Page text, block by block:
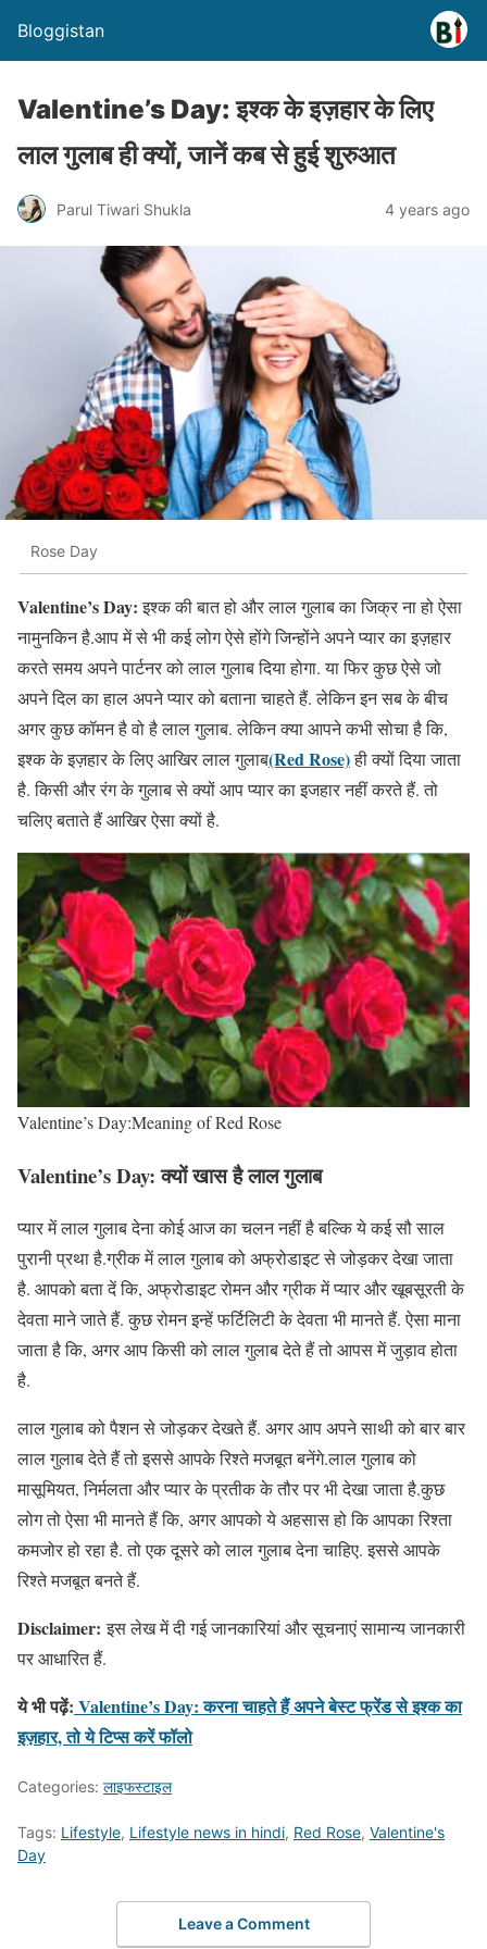
Bloggistan
Valentine’s Day: इश्क के इज़हार के लिए
लाल गुलाब ही क्यों, जानें कब से हुई शुरुआत
Parul Tiwari Shukla 4 years ago
Rose Day
Valentine’s Day:इश्क की बात हो और लाल गुलाब का जिक्र ना हो ऐसा
नामुनकिन है.आप में से भी कई लोग ऐसे होंगे जिन्होंने अपने प्यार का इज़हार
करते समय अपने पार्टनर को लाल गुलाब दिया होगा. या फिर कुछ ऐसे जो
अपने दिल का हाल अपने प्यार को बताना चाहते हैं. लेकिन इन सब के बीच
अगर कुछ कॉमन है वो है लाल गुलाब. लेकिन क्या आपने कभी सोचा है कि,
इश्क के इज़हार के लिए आखिर लाल गुलाब(Red Rose)ही क्यों दिया जाता
है. किसी और रंग के गुलाब से क्यों आप प्यार का इजहार नहीं करते हैं. तो
चलिए बताते हैं आखिर ऐसा क्यों है.
Valentine’s Day:Meaning of Red Rose
Valentine’s Day:क्यों खास है लाल गुलाब
प्यार में लाल गुलाब देना कोई आज का चलन नहीं है बल्कि ये कई सौ साल
पुरानी प्रथा है.ग्रीक में लाल गुलाब को अफ्रोडाइट से जोड़कर देखा जाता
है. आपको बता दें कि, अफ्रोडाइट रोमन और ग्रीक में प्यार और खूबसूरती के
देवता माने जाते हैं. कुछ रोमन इन्हें फर्टिलिटी के देवता भी मानते हैं. ऐसा माना
जाता है कि, अगर आप किसी को लाल गुलाब देते हैं तो आपस में जुड़ाव होता
है.
लाल गुलाब को पैशन से जोड़कर देखते हैं. अगर आप अपने साथी को बार बार
लाल गुलाब देते हैं तो इससे आपके रिश्ते मजबूत बनेंगे.लाल गुलाब को
मासूमियत, निर्मलता और प्यार के प्रतीक के तौर पर भी देखा जाता है.कुछ
लोग तो ऐसा भी मानते हैं कि, अगर आपको ये अहसास हो कि आपका रिश्ता
कमजोर हो रहा है. तो एक दूसरे को लाल गुलाब देना चाहिए. इससे आपके
रिश्ते मजबूत बनते हैं.
Disclaimer: इस लेख में दी गई जानकारियां और सूचनाएं सामान्य जानकारी
पर आधारित हैं.
ये भी पढ़ें: Valentine’s Day: करना चाहते हैं अपने बेस्ट फ्रेंड से इश्क का
इज़हार, तो ये टिप्स करें फॉलो
Categories: लाइफस्टाइल
Tags: Lifestyle, Lifestyle news in hindi, Red Rose, Valentine's
Day
Leave a Comment